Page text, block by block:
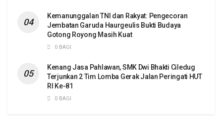
Kemanunggalan TNI dan Rakyat: Pengecoran
Jembatan Garuda Haurgeulis Bukti Budaya
Gotong Royong Masih Kuat
0 BAGI
Kenang Jasa Pahlawan, SMK Dwi Bhakti Ciledug
Terjunkan 2 Tim Lomba Gerak Jalan Peringati HUT
RI Ke-81
0 BAGI